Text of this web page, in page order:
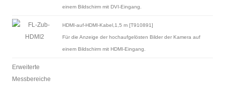
einem Bildschirm mit DVI-Eingang.
HDMI-auf-HDMI-Kabel,1,5 m [T910891]
Für die Anzeige der hochaufgelösten Bilder der Kamera auf
einem Bildschirm mit HDMI-Eingang.
Erweiterte
Messbereiche